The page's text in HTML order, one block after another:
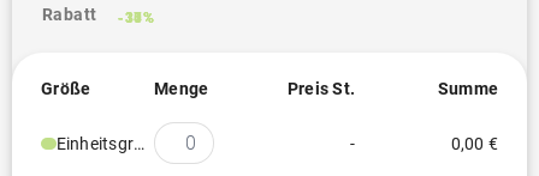
Rabatt -11%
-30%
-34%
-37%
Größe Menge Preis St. Summe
Einheitsgröße - 0,00 €